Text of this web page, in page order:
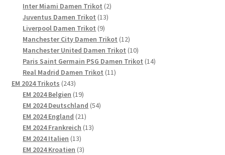
Produkte
Inter Miami Damen Trikot 22
Juventus Damen Trikot 1313
Liverpool Damen Trikot 99
Produkte
Manchester City Damen Trikot 1212
Produkte
Manchester United Damen Trikot 1010
Produkte
Paris Saint Germain PSG Damen Trikot 1414
Real Madrid Damen Trikot 1111
EM 2024 Trikots 243243
Produkte
EM 2024 Belgien 1919
Produkte
EM 2024 Deutschland 5454
EM 2024 England 2121
Produkte
EM 2024 Frankreich 1313
EM 2024 Italien 1313
Produkte
EM 2024 Kroatien 33